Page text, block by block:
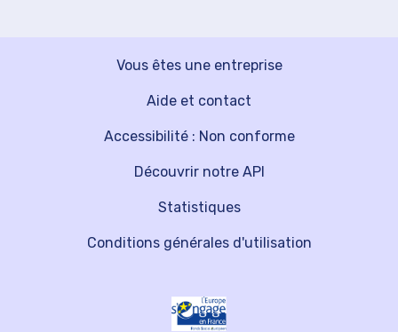
Vous êtes une entreprise
Découvrir notre API
Aide et contact
Statistiques
Accessibilité : Non conforme
Conditions générales d'utilisation